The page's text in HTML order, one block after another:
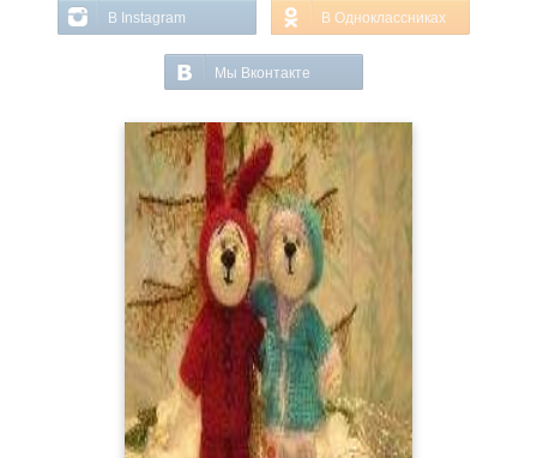
В Instagram В Одноклассниках
Мы Вконтакте